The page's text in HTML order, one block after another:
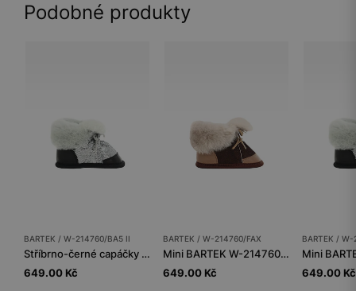
Podobné produkty
BARTEK / W-214760/BA5 II
Stříbrno-černé capáčky BARTEK s kožíškem W-214760/BA5 II
649.00 Kč
BARTEK / W-214760/FAX
Mini BARTEK W-214760/FAX, pro kluky, hnědé
649.00 Kč
BARTEK /
649.00 Kč